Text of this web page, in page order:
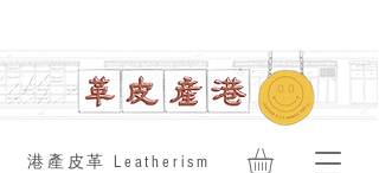
​港產皮革 Leatherism